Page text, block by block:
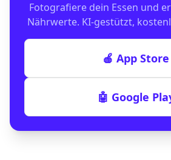
Fotografiere dein Essen und
Nährwerte. KI-gestützt,
🍎 App Store
🤖 Google